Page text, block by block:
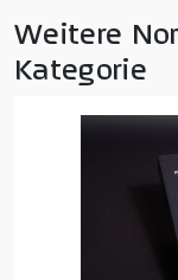
Weitere
Kategorie